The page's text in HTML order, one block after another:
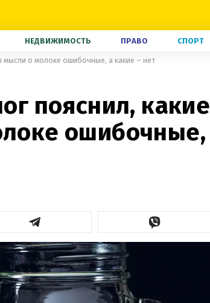
НЕДВИЖИМОСТЬ ПРАВО СПОРТ
мысли о молоке ошибочные, а какие – нет
пояснил, какие
ошибочные,